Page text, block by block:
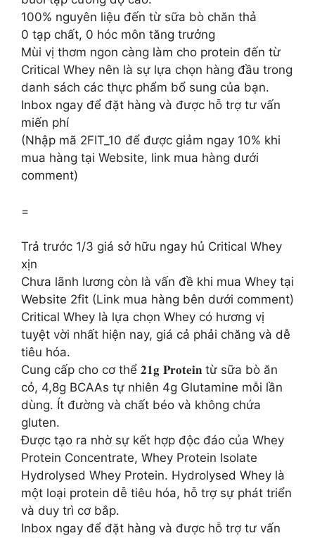
100% nguyên liệu đến từ sữa bò chăn thả
0 tạp chất, 0 hóc môn tăng trưởng
Mùi vị thơm ngon càng làm cho protein đến từ
Critical Whey nên là sự lựa chọn hàng đầu trong
danh sách các thực phẩm bổ sung của bạn.
Inbox ngay để đặt hàng và được hỗ trợ tư vấn
miến phí
(Nhập mã 2FIT_10 để được giảm ngay 10% khi
mua hàng tại Website, link mua hàng dưới
comment)
=
Trả trước 1/3 giá sở hữu ngay hủ Critical Whey
xịn
Chưa lãnh lương còn là vấn đề khi mua Whey tại
Website 2fit (Link mua hàng bên dưới comment)
Critical Whey là lựa chọn Whey có hương vị
tuyệt vời nhất hiện nay, giá cả phải chăng và dễ
tiêu hóa.
Cung cấp cho cơ thể 𝟐𝟏𝐠 𝐏𝐫𝐨𝐭𝐞𝐢𝐧 từ sữa bò ăn
cỏ, 4,8g BCAAs tự nhiên 4g Glutamine mỗi lần
dùng. Ít đường và chất béo và không chứa
gluten. ⁣
Được tạo ra nhờ sự kết hợp độc đáo của Whey
Protein Concentrate, Whey Protein Isolate
Hydrolysed Whey Protein. Hydrolysed Whey là
một loại protein dễ tiêu hóa, hỗ trợ sự phát triển
và duy trì cơ bắp.
Inbox ngay để đặt hàng và được hỗ trợ tư vấn